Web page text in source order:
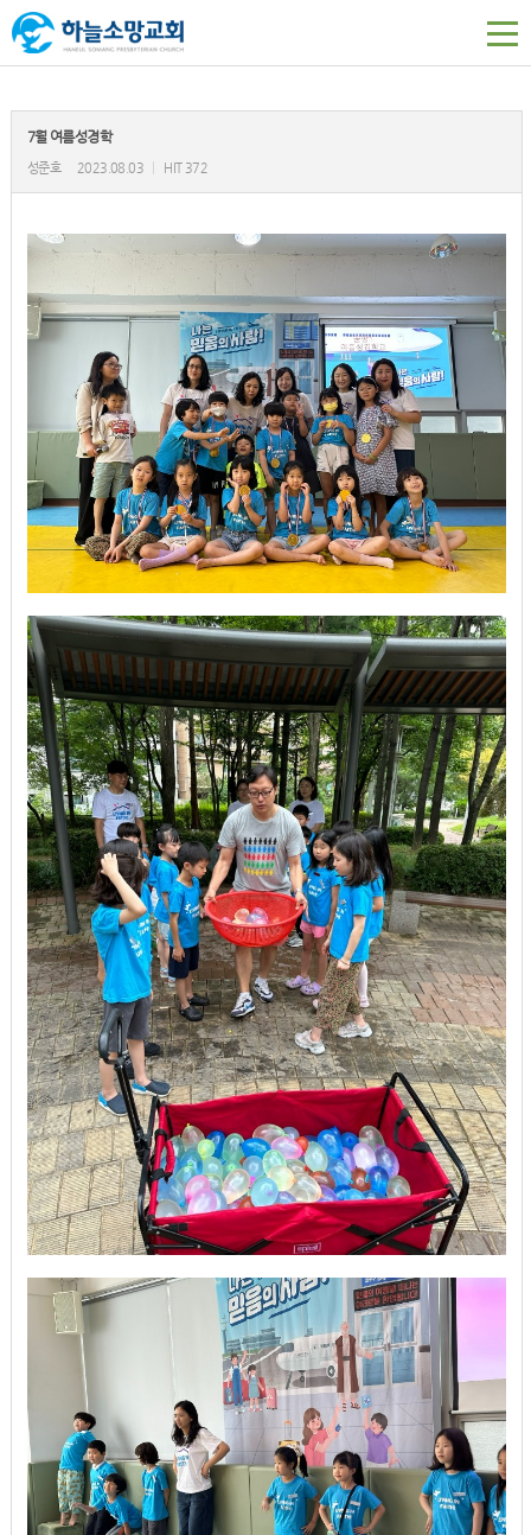
7월 여름성경학
성준호 2023.08.03 HIT 372